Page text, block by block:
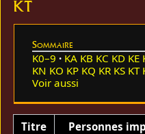
KT
Sommaire
K0–9 KA KB KC KD KE
KN KO KP KQ KR KS KT
Voir aussi
Titre Personnes